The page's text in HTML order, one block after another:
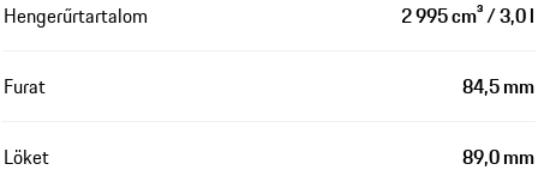
Hengerűrtartalom 2 995 cm³ / 3,0 l
Furat 84,5 mm
Löket 89,0 mm